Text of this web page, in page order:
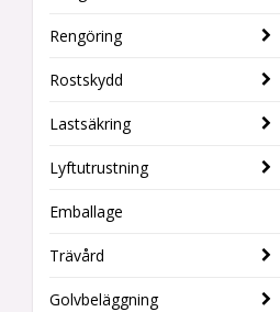
Rengöring
Rostskydd
Lastsäkring
Lyftutrustning
Emballage
Trävård
Golvbeläggning